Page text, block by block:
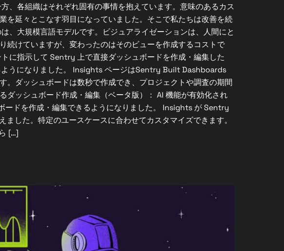
、各組織はそれぞれ固有の事情を抱えています。意味のあるカス
を延々とこなす羽目になっていました。そこで私たちは改善を続
、大規模言語モデルです。ビジュアライゼーションは、人間にと
続けていますが、変わったのはそのビューを作成するコストで
に指示して Sentry 上で直接ダッシュボードを作成・編集した
うになりました。 Insights ページはSentry Built Dashboards
。ダッシュボードは数秒で作成でき、プロジェクトや調査の期間
ッシュボード作成・編集（ベータ版）： AI 機能が有効化され
ードを作成・編集できるようになりました。 Insights が Sentry
した。特定のユースケースに合わせてカスタマイズできます。
[…]